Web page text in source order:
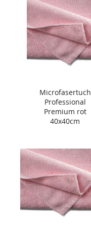
Microfasertuch
Professional
Premium rot
40x40cm